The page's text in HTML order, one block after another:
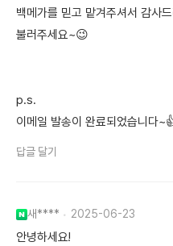
백메가를 믿고 맡겨주셔서 감사
불러주세요~😉
p.s.
이메일 발송이 완료되었습니다
답글 달기
새**** 2025-06-23
안녕하세요!